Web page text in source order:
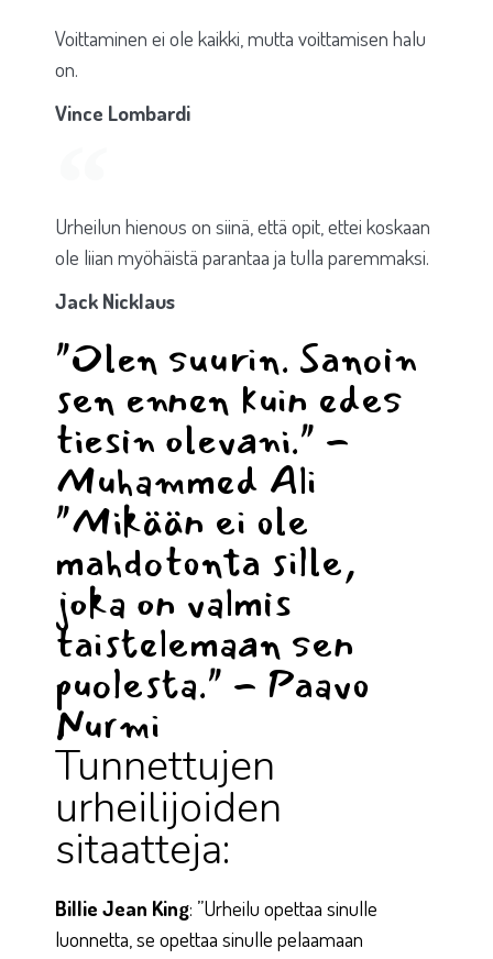
Voittaminen ei ole kaikki, mutta voittamisen halu
on.
Vince Lombardi
Urheilun hienous on siinä, että opit, ettei koskaan
ole liian myöhäistä parantaa ja tulla paremmaksi.
Jack Nicklaus
"Olen suurin. Sanoin
sen ennen kuin edes
tiesin olevani." -
Muhammed Ali
"Mikään ei ole
mahdotonta sille,
joka on valmis
taistelemaan sen
puolesta." - Paavo
Nurmi
Tunnettujen
urheilijoiden
sitaatteja:
Billie Jean King: ”Urheilu opettaa sinulle
luonnetta, se opettaa sinulle pelaamaan